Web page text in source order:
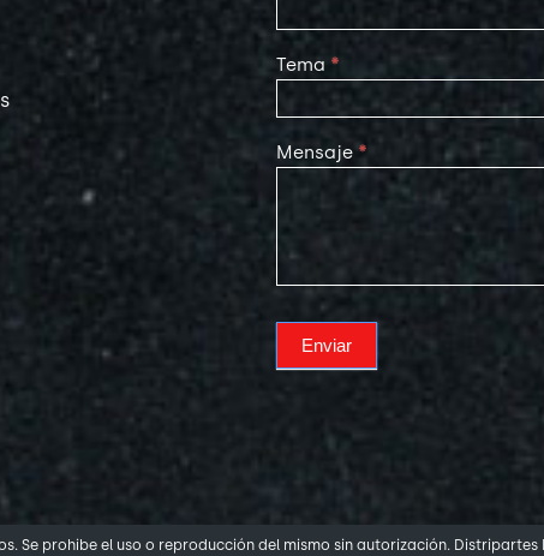
Tema *
Mensaje*
Enviar
Se prohibe el uso o reproducción del mismo sin autorización. Distripartes